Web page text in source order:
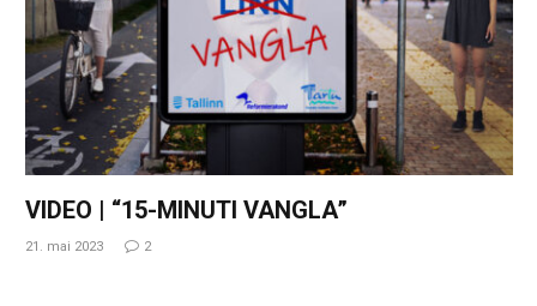
VIDEO | “15-MINUTI VANGLA”
21. mai 2023 2